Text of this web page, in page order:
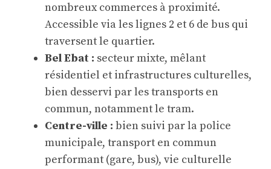
nombreux commerces à proximité.
Accessible via les lignes 2 et 6 de bus qui
traversent le quartier.
Bel Ebat : secteur mixte, mêlant
résidentiel et infrastructures culturelles,
bien desservi par les transports en
commun, notamment le tram.
Centre-ville : bien suivi par la police
municipale, transport en commun
performant (gare, bus), vie culturelle